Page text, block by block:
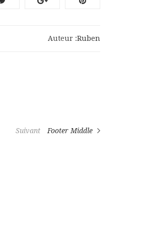
Auteur :Ruben
Article
Suivant Footer Middle